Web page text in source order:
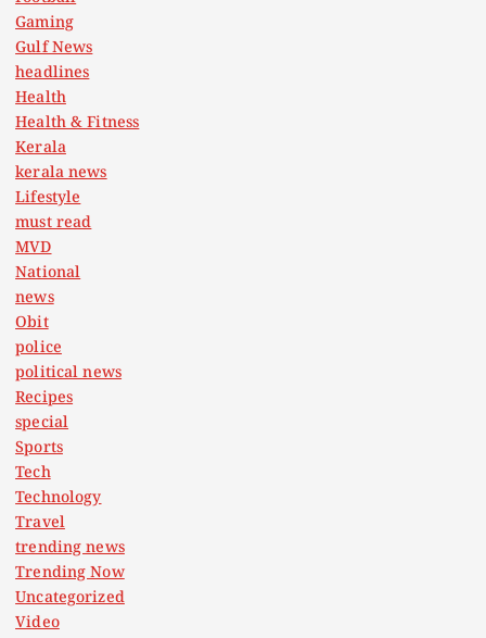
Gaming
Gulf News
headlines
Health
Health & Fitness
Kerala
kerala news
Lifestyle
must read
MVD
National
news
Obit
police
political news
Recipes
special
Sports
Tech
Technology
Travel
trending news
Trending Now
Uncategorized
Video